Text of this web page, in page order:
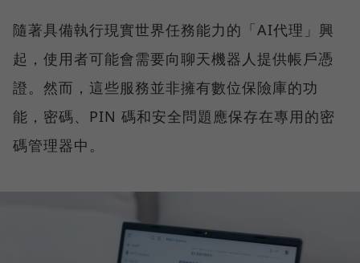
隨著具備執行現實世界任務能力的「AI代理」興
起，使用者可能會需要向聊天機器人提供帳戶憑
證。然而，這些服務並非擁有數位保險庫的功
能，密碼、PIN 碼和安全問題應保存在專用的密
碼管理器中。